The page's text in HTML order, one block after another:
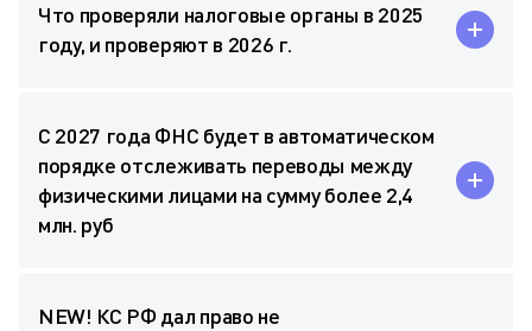
Что проверяли налоговые органы в 2025
году, и проверяют в 2026 г.
С 2027 года ФНС будет в автоматическом
порядке отслеживать переводы между
физическими лицами на сумму более 2,4
млн. руб
NEW! КС РФ дал право не